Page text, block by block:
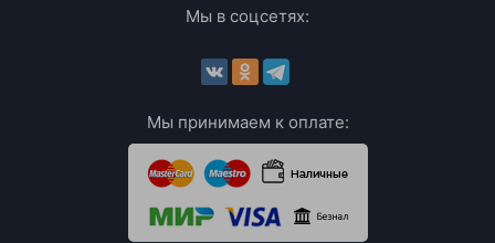
Мы в соцсетях:
Мы принимаем к оплате: